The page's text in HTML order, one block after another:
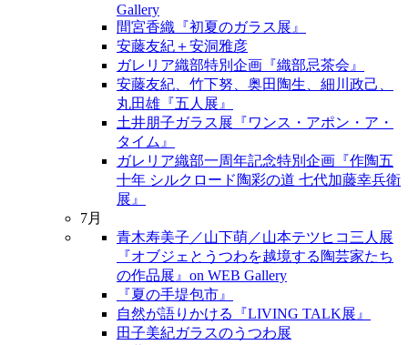
Gallery
間宮香織『初夏のガラス展』
安藤友紀＋安洞雅彦
ガレリア織部特別企画『織部忌茶会』
安藤友紀、竹下努、奥田陶生、細川政己、
丸田雄『五人展』
土井朋子ガラス展『ワンス・アポン・ア・
タイム』
ガレリア織部一周年記念特別企画『作陶五
十年 シルクロード陶彩の道 七代加藤幸兵衛
展』
7月
青木寿美子／山下萌／山本テツヒコ三人展
『オブジェとうつわを越境する陶芸家たち
の作品展』on WEB Gallery
『夏の手堤包市』
自然が語りかける『LIVING TALK展』
田子美紀ガラスのうつわ展